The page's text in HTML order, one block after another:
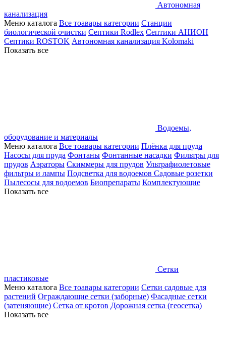
Автономная
канализация
Меню каталога Все тоавары категории Станции
биологической очистки Септики Rodlex Септики АНИОН
Септики ROSTOK Автономная канализация Kolomaki
Показать все
Водоемы,
оборудование и материалы
Меню каталога Все тоавары категории Плёнка для пруда
Насосы для пруда Фонтаны Фонтанные насадки Фильтры для
прудов Аэраторы Скиммеры для прудов Ультрафиолетовые
фильтры и лампы Подсветка для водоемов Садовые розетки
Пылесосы для водоемов Биопрепараты Комплектующие
Показать все
Сетки
пластиковые
Меню каталога Все тоавары категории Сетки садовые для
растений Ограждающие сетки (заборные) Фасадные сетки
(затеняющие) Сетка от кротов Дорожная сетка (геосетка)
Показать все